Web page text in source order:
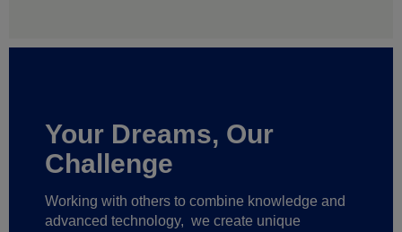
Your Dreams, Our
Challenge
Working with others to combine knowledge and
advanced technology, we create unique